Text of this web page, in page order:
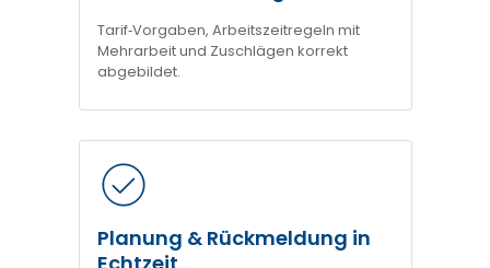
Tarif‑Vorgaben, Arbeitszeitregeln mit
Mehrarbeit und Zuschlägen korrekt
abgebildet.
Planung & Rückmeldung in